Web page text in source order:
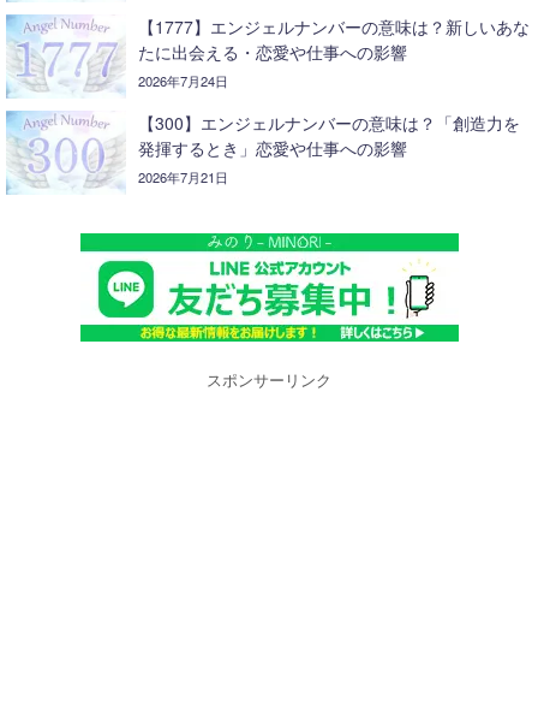
【1777】エンジェルナンバーの意味は？新しいあな
たに出会える・恋愛や仕事への影響
2026年7月24日
【300】エンジェルナンバーの意味は？「創造力を
発揮するとき」恋愛や仕事への影響
2026年7月21日
スポンサーリンク